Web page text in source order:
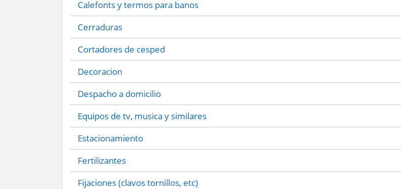
Calefonts y termos para banos
Cerraduras
Cortadores de cesped
Decoracion
Despacho a domicilio
Equipos de tv, musica y similares
Estacionamiento
Fertilizantes
Fijaciones (clavos tornillos, etc)